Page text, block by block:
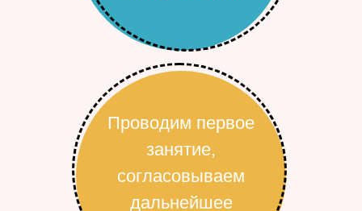
Проводим первое
занятие,
согласовываем
дальнейшее